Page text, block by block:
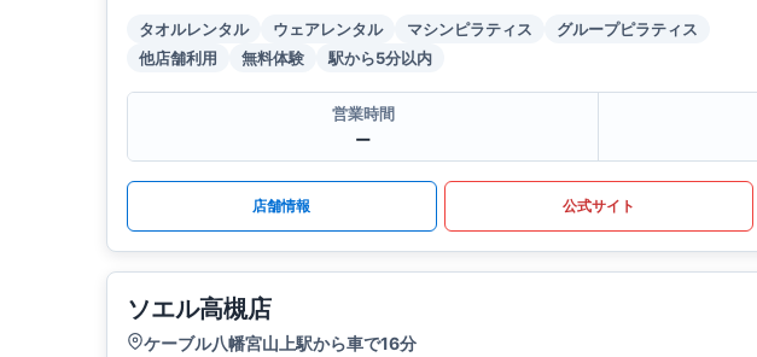
タオルレンタル ウェアレンタル マシンピラティス
グループピラティス
他店舗利用
無料体験 駅から5分以内
営業時間
ー
店舗情報 公式サイト
ソエル高槻店
ケーブル八幡宮山上駅から車で16分